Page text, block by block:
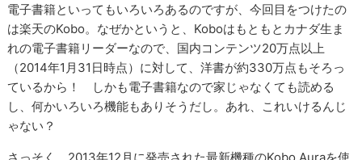
電子書籍といってもいろいろあるのですが、今回目をつけたの
は楽天のKobo。なぜかというと、Koboはもともとカナダ生ま
れの電子書籍リーダーなので、国内コンテンツ20万点以上
（2014年1月31日時点）に対して、洋書が約330万点もそろっ
ているから！ しかも電子書籍なので家じゃなくても読める
し、何かいろいろ機能もありそうだし。あれ、これいけるんじ
ゃない？